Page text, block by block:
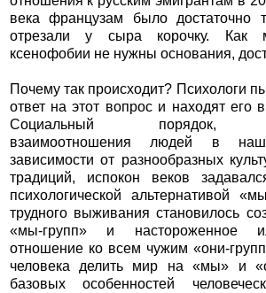
века французам было достаточно
отрезали у сыра корочку.
ксенофобии не нужны основания,
Почему так происходит? Психологи
ответ на этот вопрос и находят его
Социальный порядок,
взаимоотношения людей в
зависимости от разнообразных
традиций, испокон веков
психологической альтернативой
трудного выживания становилось
«мы-групп» и настороженное
отношение ко всем чужим «они-
человека делить мир на «мы» и
базовых особенностей